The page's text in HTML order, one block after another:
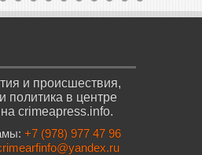
и происшествия,
политика в центре
crimeapress.info.
+7 (978) 977 47 96